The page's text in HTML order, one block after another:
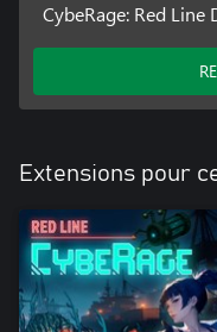
CybeRage: Red Line
Extensions pour